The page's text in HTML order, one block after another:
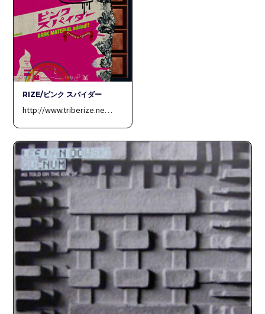
RIZE/ピンク スパイダー
http://www.triberize.ne…